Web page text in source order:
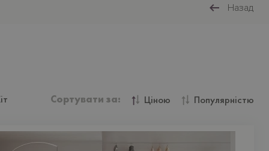
Назад
Сортувати за: Ціною Популярністю